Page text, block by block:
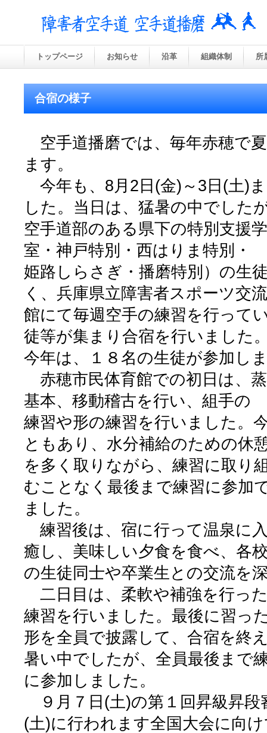
合宿の様子
空手道播磨では、毎年赤穂で
ます。
今年も、8月2日(金)～3日(土)
した。当日は、猛暑の中でした
空手道部のある県下の特別支援
室・神戸特別・西はりま特別・
姫路しらさぎ・播磨特別）の生
く、兵庫県立障害者スポーツ交流
館にて毎週空手の練習を行って
徒等が集まり合宿を行いました
今年は、１８名の生徒が参加し
赤穂市民体育館での初日は、
基本、移動稽古を行い、組手の
練習や形の練習を行いました。
ともあり、水分補給のための休
を多く取りながら、練習に取り
むことなく最後まで練習に参加
ました。
練習後は、宿に行って温泉に
癒し、美味しい夕食を食べ、各
の生徒同士や卒業生との交流を
二日目は、柔軟や補強を行っ
練習を行いました。最後に習っ
形を全員で披露して、合宿を終
暑い中でしたが、全員最後まで
に参加しました。
９月７日(土)の第１回昇級昇段
(土)に行われます全国大会に向
トップページ お知らせ 沿革 組織体制 所